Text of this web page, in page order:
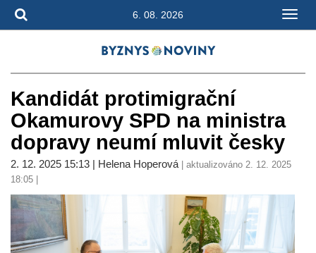
6. 08. 2026
Kandidát protimigrační
Okamurovy SPD na ministra
dopravy neumí mluvit česky
2. 12. 2025 15:13 | Helena Hoperová| aktualizováno 2. 12. 2025
18:05 |